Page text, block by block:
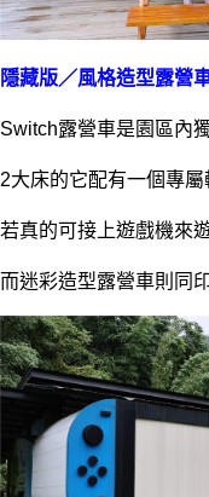
隱藏版／風格造型露營
Switch露營車是園區內
2大床的它配有一個專
若真的可接上遊戲機來
而迷彩造型露營車則同